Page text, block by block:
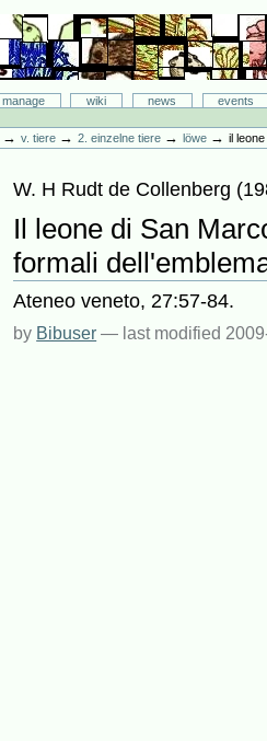
manage wiki news
events
→v. tiere →2. einzelne tiere →löwe →il
W. H Rudt de Collenberg (
Il leone di San
formali
Ateneo veneto, 27:57-84.
by Bibuser — last modified